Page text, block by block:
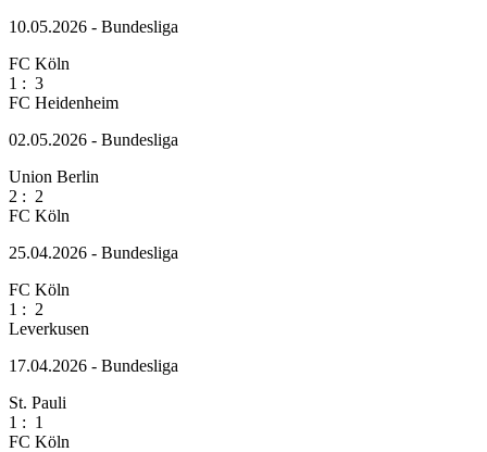
10.05.2026 - Bundesliga
FC Köln
1 : 3
FC Heidenheim
02.05.2026 - Bundesliga
Union Berlin
2 : 2
FC Köln
25.04.2026 - Bundesliga
FC Köln
1 : 2
Leverkusen
17.04.2026 - Bundesliga
St. Pauli
1 : 1
FC Köln